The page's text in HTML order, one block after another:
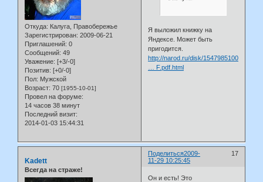
Откуда: Калуга, Правобережье
Зарегистрирован: 2009-06-21
Приглашений: 0
Сообщений: 49
Уважение: [+3/-0]
Позитив: [+0/-0]
Пол: Мужской
Возраст: 70 [1955-10-01]
Провел на форуме:
14 часов 38 минут
Последний визит:
2014-01-03 15:44:31
Я выложил книжку на
Яндексе. Может быть
пригодится.
http://narod.ru/disk/15479851000/Rifovi
… F.pdf.html
Поделиться 17
2009-
11-29 10:25:45
Kadett
Всегда на страже!
Он и есть! Это